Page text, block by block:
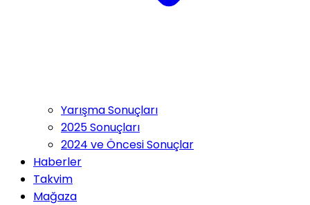
Yarışma Sonuçları
2025 Sonuçları
2024 ve Öncesi Sonuçlar
Haberler
Takvim
Mağaza